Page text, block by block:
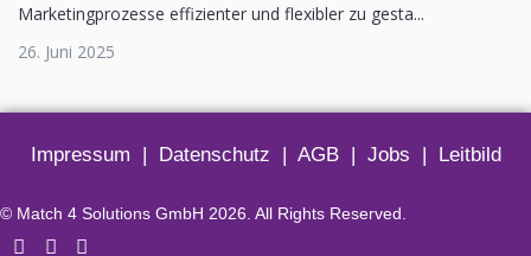
Marketingprozesse effizienter und flexibler zu gesta...
26. Juni 2025
Impressum | Datenschutz | AGB| Jobs | Leitbild
© Match 4 Solutions GmbH 2026. All Rights Reserved.